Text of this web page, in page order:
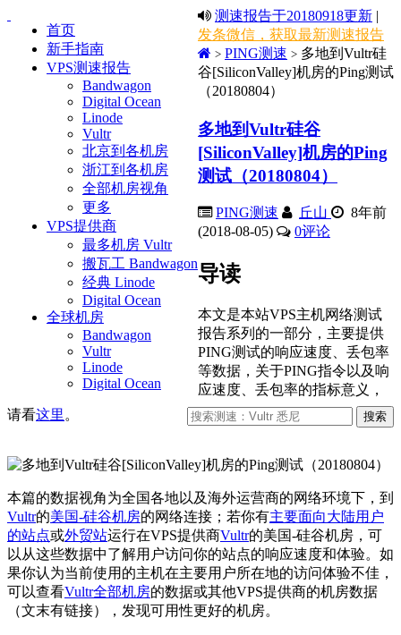
首页
新手指南
VPS测速报告
Bandwagon
Digital Ocean
Linode
Vultr
北京到各机房
浙江到各机房
全部机房视角
更多
VPS提供商
最多机房 Vultr
搬瓦工 Bandwagon
经典 Linode
Digital Ocean
全球机房
Bandwagon
Vultr
Linode
Digital Ocean
测速报告于20180918更新 |
发条微信，获取最新测速报告
> PING测速 > 多地到Vultr硅
谷[SiliconValley]机房的Ping测试
（20180804）
多地到Vultr硅谷
[SiliconValley]机房的Ping
测试（20180804）
PING测速 丘山
8年前
(2018-08-05)
0评论
导读
本文是本站VPS主机网络测试
报告系列的一部分，主要提供
PING测试的响应速度、丢包率
等数据，关于PING指令以及响
应速度、丢包率的指标意义，
请看这里 。
本篇的数据视角为全国各地以及海外运营商的网络环境下，到
Vultr的美国-硅谷机房的网络连接；若你有主要面向大陆用户
的站点或外贸站运行在VPS提供商Vultr的美国-硅谷机房，可
以从这些数据中了解用户访问你的站点的响应速度和体验。如
果你认为当前使用的主机在主要用户所在地的访问体验不佳，
可以查看Vultr全部机房的数据或其他VPS提供商的机房数据
（文末有链接），发现可用性更好的机房。